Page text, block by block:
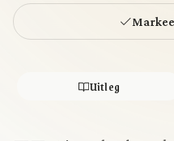
Uitleg